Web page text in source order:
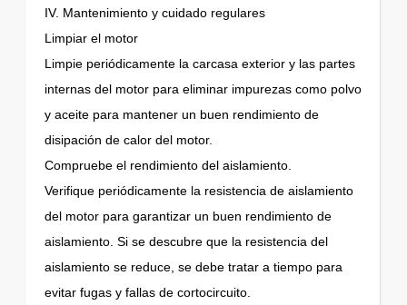
IV. Mantenimiento y cuidado regulares
Limpiar el motor
Limpie periódicamente la carcasa exterior y las partes
internas del motor para eliminar impurezas como polvo
y aceite para mantener un buen rendimiento de
disipación de calor del motor.
Compruebe el rendimiento del aislamiento.
Verifique periódicamente la resistencia de aislamiento
del motor para garantizar un buen rendimiento de
aislamiento. Si se descubre que la resistencia del
aislamiento se reduce, se debe tratar a tiempo para
evitar fugas y fallas de cortocircuito.